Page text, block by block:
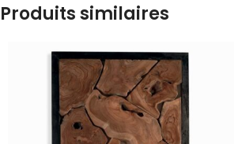
Produits similaires